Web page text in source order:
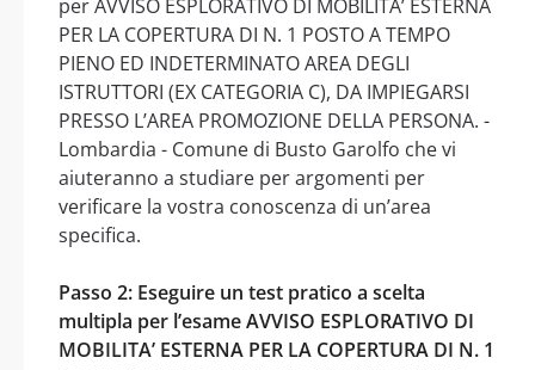
per AVVISO ESPLORATIVO DI MOBILITA’ ESTERNA
PER LA COPERTURA DI N. 1 POSTO A TEMPO
PIENO ED INDETERMINATO AREA DEGLI
ISTRUTTORI (EX CATEGORIA C), DA IMPIEGARSI
PRESSO L’AREA PROMOZIONE DELLA PERSONA. -
Lombardia - Comune di Busto Garolfo che vi
aiuteranno a studiare per argomenti per
verificare la vostra conoscenza di un’area
specifica.
Passo 2: Eseguire un test pratico a scelta
multipla per l’esame AVVISO ESPLORATIVO DI
MOBILITA’ ESTERNA PER LA COPERTURA DI N. 1